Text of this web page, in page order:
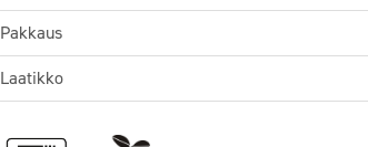
Pakkaus
Laatikko